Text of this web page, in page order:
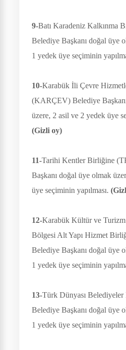
9-Batı Karadeniz Kalkınma
Belediye Başkanı doğal üye
1 yedek üye seçiminin
10-Karabük İli Çevre
(KARÇEV) Belediye
üzere, 2 asil ve 2 yedek üye
(Gizli oy)
11-Tarihi Kentler Birliğine
Başkanı doğal üye olmak
üye seçiminin yapılması.
12-Karabük Kültür ve
Bölgesi Alt Yapı Hizmet
Belediye Başkanı doğal üye
1 yedek üye seçiminin
13-Türk Dünyası
Belediye Başkanı doğal üye
1 yedek üye seçiminin